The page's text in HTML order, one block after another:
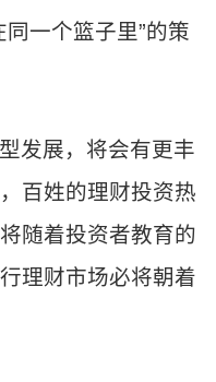
一个篮子里”的策
发展，将会有更丰
百姓的理财投资热
随着投资者教育的
理财市场必将朝着